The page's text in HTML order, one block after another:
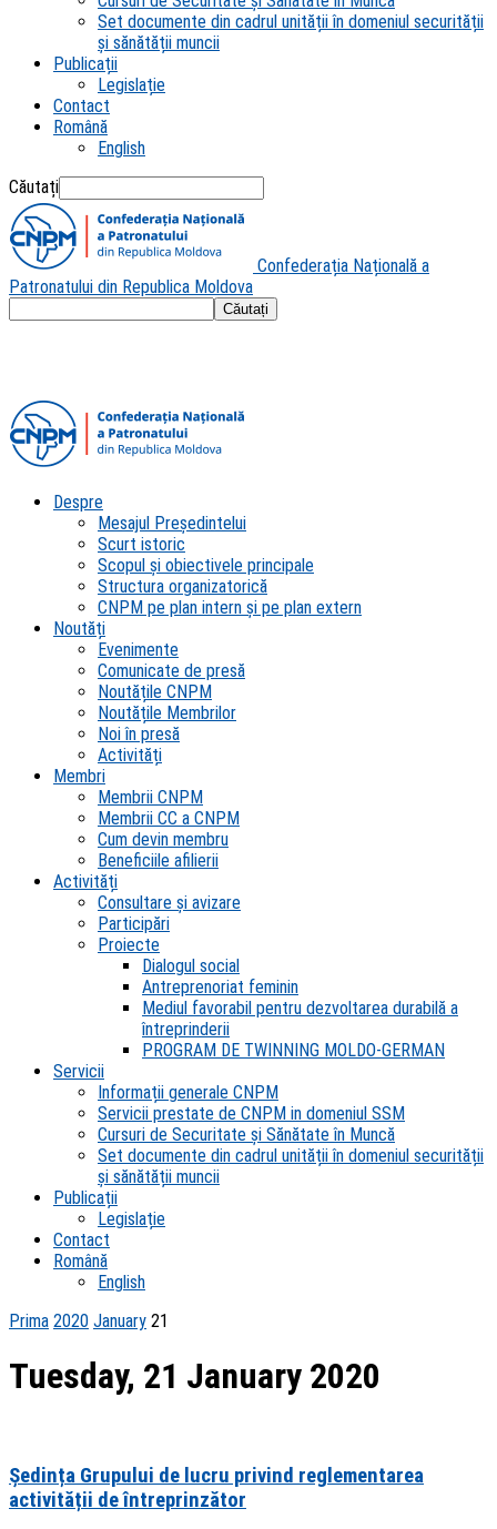
Set documente din cadrul unității în domeniul securității
și sănătății muncii
Publicații
Legislație
Contact
Română
English
Căutați
Confederația Națională a
Patronatului din Republica Moldova
Despre
Mesajul Președintelui
Scurt istoric
Scopul şi obiectivele principale
Structura organizatorică
CNPM pe plan intern şi pe plan extern
Noutăți
Evenimente
Comunicate de presă
Noutățile CNPM
Noutățile Membrilor
Noi în presă
Activități
Membri
Membrii CNPM
Membrii CC a CNPM
Cum devin membru
Beneficiile afilierii
Activități
Consultare și avizare
Participări
Proiecte
Dialogul social
Antreprenoriat feminin
Mediul favorabil pentru dezvoltarea durabilă a
întreprinderii
PROGRAM DE TWINNING MOLDO-GERMAN
Servicii
Informații generale CNPM
Servicii prestate de CNPM in domeniul SSM
Cursuri de Securitate și Sănătate în Muncă
Set documente din cadrul unității în domeniul securității
și sănătății muncii
Publicații
Legislație
Contact
Română
English
Prima 2020 January 21
Tuesday, 21 January 2020
Ședința Grupului de lucru privind reglementarea
activității de întreprinzător